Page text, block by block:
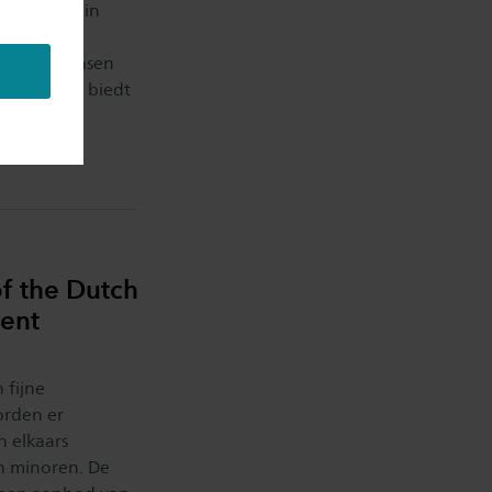
zowel in
van mensen
groei biedt
the Dutch
fijne
er
elkaars
minoren. De